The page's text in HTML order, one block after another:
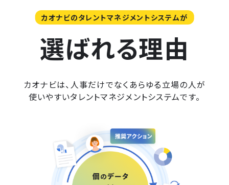
カオナビのタレントマネジメントシステムが
選ばれる理由
カオナビは、人事だけでなくあらゆる立場の人が
使いやすいタレントマネジメントシステムです。